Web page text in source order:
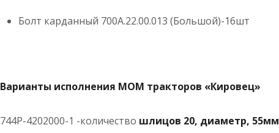
Болт карданный 700А.22.00.013 (Большой)-16шт
Варианты исполнения МОМ тракторов «Кировец»
744Р-4202000-1 -количество шлицов 20, диаметр, 55мм